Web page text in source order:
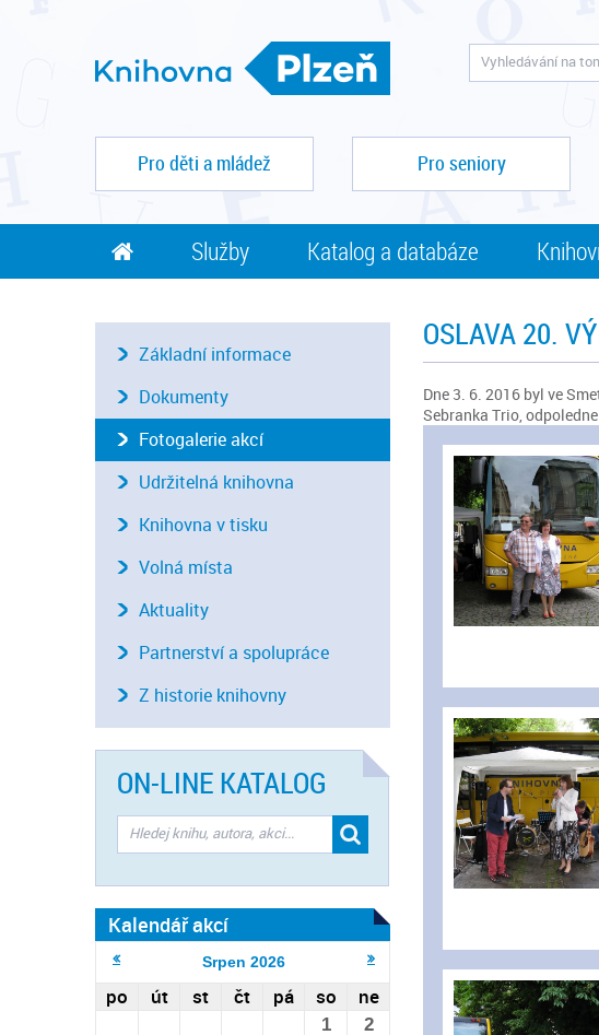
Pro děti a mládež Pro seniory
Služby Katalog a databáze
OSLAVA 20.
Dne 3. 6. 2016 byl ve
Sebranka Trio,
Základní informace
Dokumenty
Fotogalerie akcí
Udržitelná knihovna
Knihovna v tisku
Volná místa
Aktuality
Partnerství a spolupráce
Z historie knihovny
ON-LINE KATALOG
Kalendář akcí
Srpen 2026
po út st čt pá so ne
1
2